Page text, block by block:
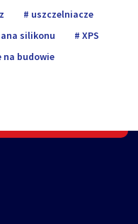
uszczelniacze
silikonu
XPS
na budowie